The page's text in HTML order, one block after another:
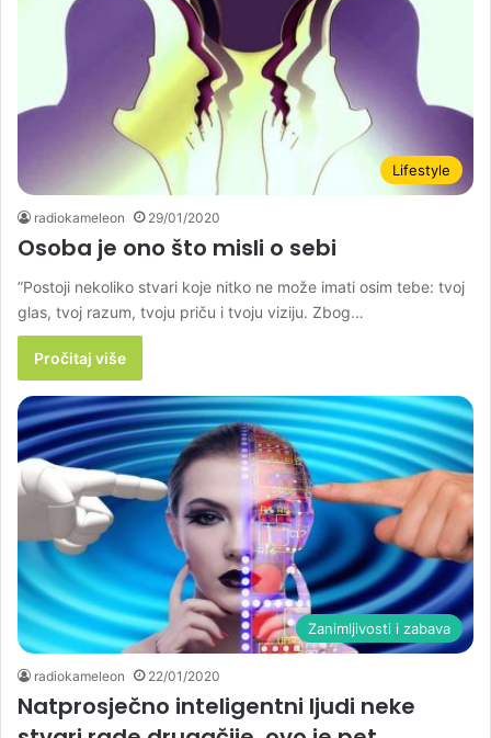
Lifestyle
radiokameleon 29/01/2020
Osoba je ono što misli o sebi
”Postoji nekoliko stvari koje nitko ne može imati osim tebe: tvoj
glas, tvoj razum, tvoju priču i tvoju viziju. Zbog…
Pročitaj više
Zanimljivosti i zabava
radiokameleon 22/01/2020
Natprosječno inteligentni ljudi neke